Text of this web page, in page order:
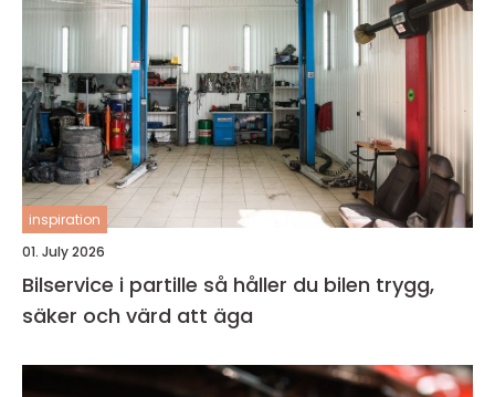
inspiration
01. July 2026
Bilservice i partille så håller du bilen trygg,
säker och värd att äga